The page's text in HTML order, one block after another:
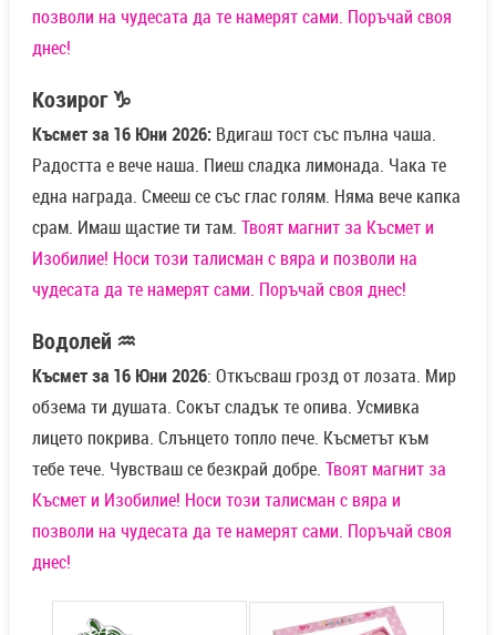
позволи на чудесата да те намерят сами. Поръчай своя
днес!
Козирог ♑
Късмет за 16 Юни 2026:Вдигаш тост със пълна чаша.
Радостта е вече наша. Пиеш сладка лимонада. Чака те
една награда. Смееш се със глас голям. Няма вече капка
срам. Имаш щастие ти там. Твоят магнит за Късмет и
Изобилие! Носи този талисман с вяра и позволи на
чудесата да те намерят сами. Поръчай своя днес!
Водолей ♒
Късмет за 16 Юни 2026: Откъсваш грозд от лозата. Мир
обзема ти душата. Сокът сладък те опива. Усмивка
лицето покрива. Слънцето топло пече. Късметът към
тебе тече. Чувстваш се безкрай добре. Твоят магнит за
Късмет и Изобилие! Носи този талисман с вяра и
позволи на чудесата да те намерят сами. Поръчай своя
днес!